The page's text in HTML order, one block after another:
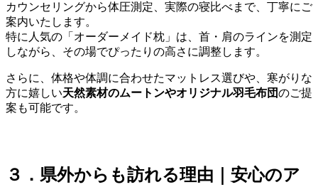
カウンセリングから体圧測定、実際の寝比べまで、丁寧にご
案内いたします。
特に人気の「オーダーメイド枕」は、首・肩のラインを測定
しながら、その場でぴったりの高さに調整します。
さらに、体格や体調に合わせたマットレス選びや、寒がりな
方に嬉しい天然素材のムートンやオリジナル羽毛布団のご提
案も可能です。
３．県外からも訪れる理由｜安心のア